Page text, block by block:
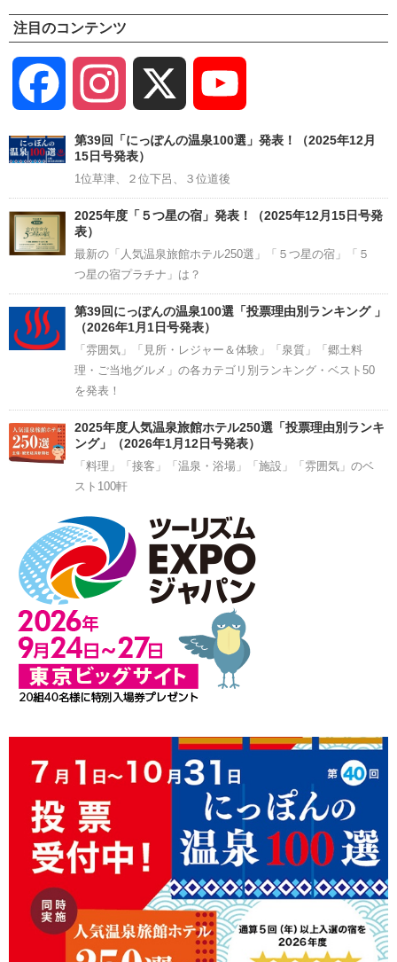
注目のコンテンツ
Facebook Instagram
Channel
第39回「にっぽんの温泉100選」発表！（2025年12月
15日号発表）
1位草津、２位下呂、３位道後
2025年度「５つ星の宿」発表！（2025年12月15日号発
表）
最新の「人気温泉旅館ホテル250選」「５つ星の宿」「５
つ星の宿プラチナ」は？
第39回にっぽんの温泉100選「投票理由別ランキング 」
（2026年1月1日号発表）
「雰囲気」「見所・レジャー＆体験」「泉質」「郷土料
理・ご当地グルメ」の各カテゴリ別ランキング・ベスト50
を発表！
2025年度人気温泉旅館ホテル250選「投票理由別ランキ
ング」（2026年1月12日号発表）
「料理」「接客」「温泉・浴場」「施設」「雰囲気」のベ
スト100軒